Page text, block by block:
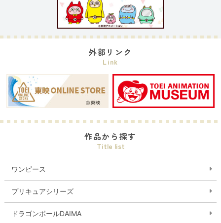
外部リンク
Link
作品から探す
Title list
ワンピース
プリキュアシリーズ
ドラゴンボールDAIMA